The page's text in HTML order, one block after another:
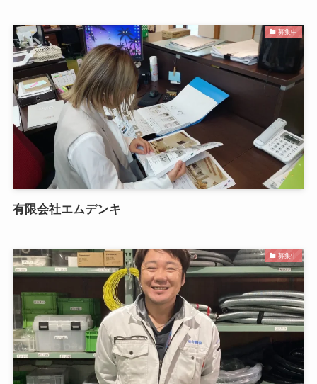
募集中
有限会社エムデンキ
募集中